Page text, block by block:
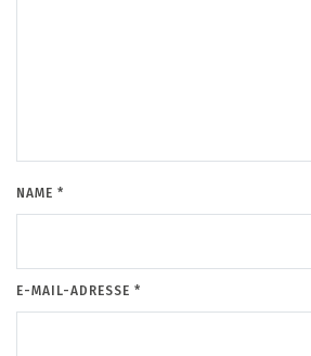
NAME *
E-MAIL-ADRESSE *